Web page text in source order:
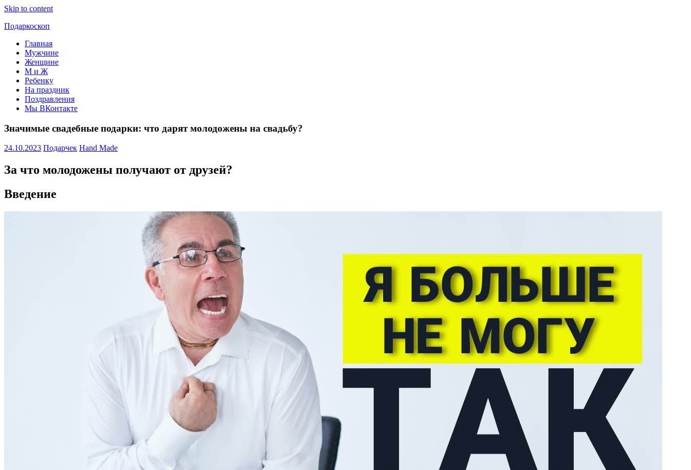
Skip to content
Подаркоскоп
Поможем
выбрать
подарить
Главная
Мужчине
Женщине
М и Ж
Ребенку
На праздник
Поздравления
Мы ВКонтакте
Значимые свадебные подарки: что дарят молодожены на свадьбу?
24.10.2023 Подарчек Hand Made
За что молодожены получают от друзей?
Введение